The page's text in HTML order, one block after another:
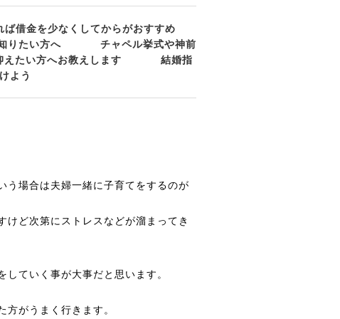
ば借金を少なくしてからがおすすめ
りたい方へ
チャペル挙式や神前
たい方へお教えします
結婚指
よう
う場合は夫婦一緒に子育てをするのが
けど次第にストレスなどが溜まってき
ていく事が大事だと思います。
がうまく行きます。